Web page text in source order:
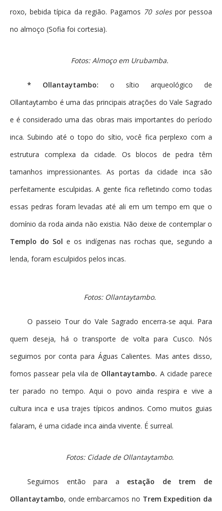
roxo, bebida típica da região. Pagamos 70 solespor pessoa
no almoço (Sofia foi cortesia).
Fotos: Almoço em Urubamba.
* Ollantaytambo: o sítio arqueológico de
Ollantaytambo é uma das principais atrações do Vale Sagrado
e é considerado uma das obras mais importantes do período
inca. Subindo até o topo do sítio, você fica perplexo com a
estrutura complexa da cidade. Os blocos de pedra têm
tamanhos impressionantes. As portas da cidade inca são
perfeitamente esculpidas. A gente fica refletindo como todas
essas pedras foram levadas até ali em um tempo em que o
domínio da roda ainda não existia. Não deixe de contemplar o
Templo do Sol e os indígenas nas rochas que, segundo a
lenda, foram esculpidos pelos incas.
Fotos: Ollantaytambo.
O passeio Tour do Vale Sagrado encerra-se aqui. Para
quem deseja, há o transporte de volta para Cusco. Nós
seguimos por conta para Águas Calientes. Mas antes disso,
fomos passear pela vila de Ollantaytambo. A cidade parece
ter parado no tempo. Aqui o povo ainda respira e vive a
cultura inca e usa trajes típicos andinos. Como muitos guias
falaram, é uma cidade inca ainda vivente. É surreal.
Fotos: Cidade de Ollantaytambo.
Seguimos então para a estação de trem de
Ollantaytambo, onde embarcamos no Trem Expedition da